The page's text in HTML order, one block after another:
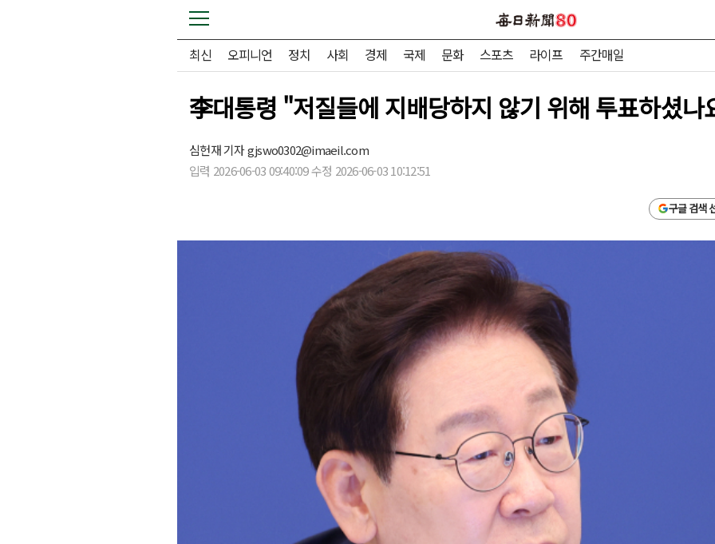
최신 오피니언 정치 사회 경제 국제 문화 스포츠 라이프 주간매일
李대통령 "저질들에 지배당하지 않기 위해 투표하셨나
심헌재 기자 gjswo0302@imaeil.com
입력 2026-06-03 09:40:09 수정 2026-06-03 10:12:51
구글 검색